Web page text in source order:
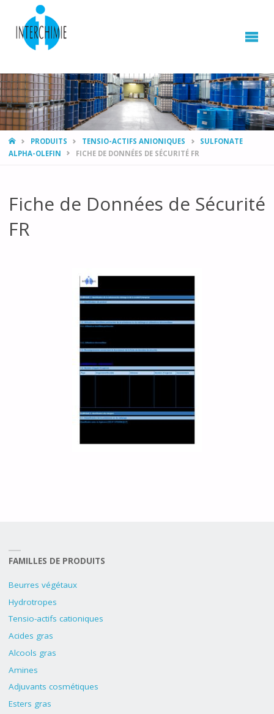
HOMEPRODUITS TENSIO-ACTIFS ANIONIQUES
SULFONATE
ALPHA-OLEFIN
FICHE DE DONNÉES DE SÉCURITÉ FR
Fiche de Données de Sécurité
FR
FAMILLES DE PRODUITS
Beurres végétaux
Hydrotropes
Tensio-actifs cationiques
Acides gras
Alcools gras
Amines
Adjuvants cosmétiques
Esters gras